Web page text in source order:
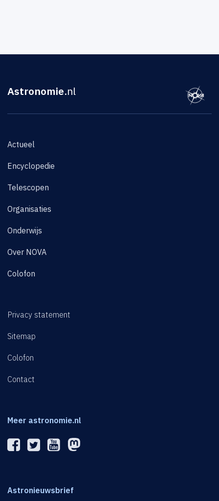
Astronomie.nl
Actueel
Encyclopedie
Telescopen
Organisaties
Onderwijs
Over NOVA
Colofon
Privacy statement
Sitemap
Colofon
Contact
Meer astronomie.nl
Astronieuwsbrief